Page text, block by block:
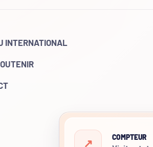
INTERNATIONAL
COMPTEUR